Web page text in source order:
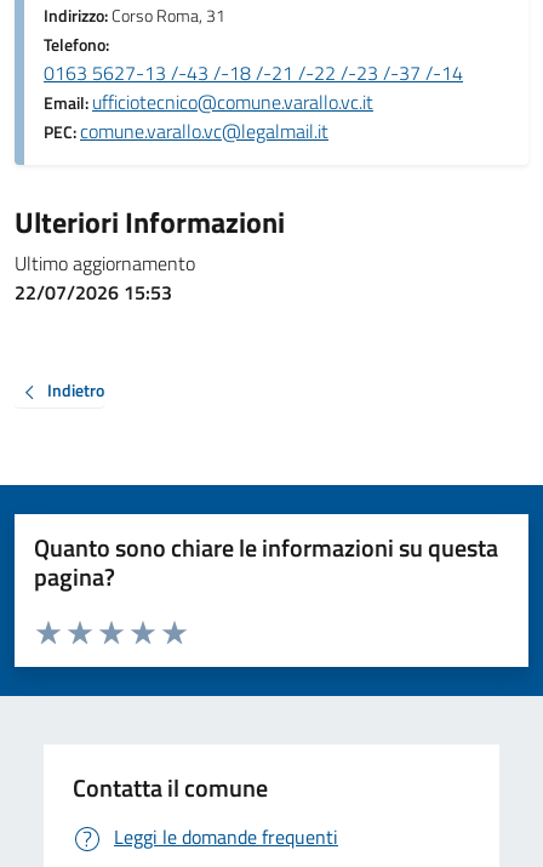
Indirizzo:Corso Roma, 31
Telefono:
0163 5627-13 /-43 /-18 /-21 /-22 /-23 /-37 /-14
Email:ufficiotecnico@comune.varallo.vc.it
PEC:comune.varallo.vc@legalmail.it
Ulteriori Informazioni
Ultimo aggiornamento
22/07/2026 15:53
Indietro
Quanto sono chiare le informazioni su questa
pagina?
Valuta da 1 a 5 stelle la pagina
Valuta 5 stelle su 5
Valuta 4 stelle su 5
Valuta 3 stelle su 5
Valuta 2 stelle su 5
Valuta 1 stelle su 5
Contatta il comune
Leggi le domande frequenti